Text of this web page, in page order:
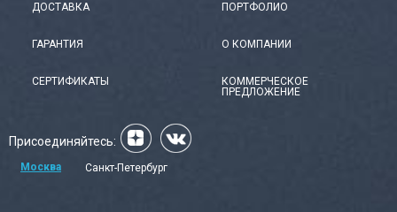
ДОСТАВКА
ГАРАНТИЯ
СЕРТИФИКАТЫ
ПОРТФОЛИО
О КОМПАНИИ
КОММЕРЧЕСКОЕ
ПРЕДЛОЖЕНИЕ
Присоединяйтесь:
Москва Санкт-Петербург